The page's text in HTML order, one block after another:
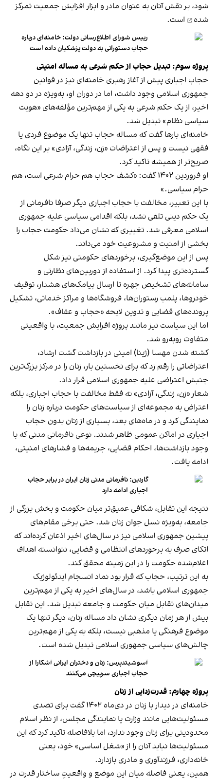
شود، بر نقش آنان به عنوان مادر و ابزار افزایش جمعیت تمرکز
شده
است.
رییس شورای اطلاع‌رسانی دولت: خامنه‌ای درباره
حجاب دستوراتی به دولت پزشکیان داده است
پروژه سوم: تبدیل حجاب از حکم شرعی به مساله امنیتی
حجاب اجباری پیش از آغاز رهبری خامنه‌ای نیز در قوانین
جمهوری اسلامی وجود داشت، اما در دوران او، به‌ویژه در دو دهه
اخیر، از یک حکم شرعی به یکی از مهم‌ترین مؤلفه‌های «هویت
سیاسی نظام» تبدیل شد.
خامنه‌ای بارها گفت که مساله حجاب تنها یک موضوع فردی یا
فقهی نیست و پس از اعتراضات «زن، زندگی، آزادی» بر این نگاه،
صریح‌تر از همیشه تاکید کرد.
او فروردین ۱۴۰۲ گفت: «کشف حجاب هم حرام شرعی است، هم
حرام سیاسی.»
با این تعبیر، مخالفت با حجاب اجباری دیگر صرفا نافرمانی از
یک حکم دینی تلقی نشد، بلکه اقدامی سیاسی علیه جمهوری
اسلامی معرفی شد. تغییری که نشان می‌داد حکومت حجاب را
بخشی از امنیت و مشروعیت خود می‌داند.
پس از این موضع‌گیری، برخوردهای حکومتی نیز شکل
گسترده‌تری پیدا کرد. از استفاده از دوربین‌های نظارتی و
سامانه‌های تشخیص چهره تا ارسال پیامک‌های هشدار، توقیف
خودروها، پلمب رستوران‌ها، فروشگاه‌ها و مراکز خدماتی، تشکیل
پرونده‌های قضایی و تدوین لایحه «حجاب و عفاف».
اما این سیاست نیز مانند پروژه افزایش جمعیت، با واقعیتی
متفاوت روبه‌رو شد.
کشته شدن مهسا (ژینا) امینی در بازداشت گشت ارشاد،
اعتراضاتی را رقم زد که برای نخستین بار، زنان را در مرکز بزرگ‌ترین
جنبش اعتراضی علیه جمهوری اسلامی قرار داد.
شعار «زن، زندگی، آزادی» نه فقط مخالفت با حجاب اجباری، بلکه
اعتراض به مجموعه‌ای از سیاست‌های حکومت درباره زنان را
نمایندگی کرد و در ماه‌های بعد، بسیاری از زنان بدون حجاب
اجباری در اماکن عمومی ظاهر شدند. نوعی نافرمانی مدنی که با
وجود بازداشت‌ها، احکام قضایی، جریمه‌ها و فشارهای امنیتی،
ادامه یافت.
گاردین: نافرمانی مدنی زنان ایران در برابر حجاب
اجباری ادامه دارد
نتیجه این تقابل، شکافی عمیق‌تر میان حکومت و بخش بزرگی از
جامعه، به‌ویژه نسل جوان زنان شد. حتی برخی مقام‌های
پیشین جمهوری اسلامی نیز در سال‌های اخیر اذعان کرده‌اند که
اتکای صرف به برخوردهای انتظامی و قضایی، نتوانسته اهداف
اعلام‌شده حکومت را در این زمینه محقق کند.
به این ترتیب، حجاب که قرار بود نماد انسجام ایدئولوژیک
جمهوری اسلامی باشد، در سال‌های اخیر به یکی از مهم‌ترین
میدان‌های تقابل میان حکومت و جامعه تبدیل شد. این تقابل
بیش از هر زمان دیگری نشان داد مساله زنان، دیگر تنها یک
موضوع فرهنگی یا مذهبی نیست، بلکه به یکی از مهم‌ترین
چالش‌های سیاسی جمهوری اسلامی تبدیل شده است.
آسوشیتدپرس: زنان و دختران ایرانی آشکارا از
حجاب اجباری سرپیچی می‌کنند
پروژه چهارم: قدرت‌زدایی از زنان
خامنه‌ای در دیدار با زنان در دی‌ماه ۱۴۰۲ گفت برای تصدی
مسئولیت‌هایی مانند وزارت یا نمایندگی مجلس، از نظر اسلام
محدودیتی برای زنان وجود ندارد، اما بلافاصله تاکید کرد که این
مسئولیت‌ها نباید آنان را از «شغل اساسی» خود، یعنی
خانه‌داری، فرزندآوری و مادری بازدارد.
همین، یعنی فاصله میان این موضع و واقعیتِ ساختار قدرت در